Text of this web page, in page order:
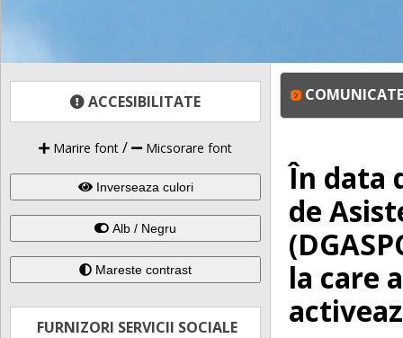
ACCESIBILITATE
Marire font / Micsorare font
Inverseaza culori
Alb / Negru
Mareste contrast
FURNIZORI SERVICII SOCIALE
În data
de
la care